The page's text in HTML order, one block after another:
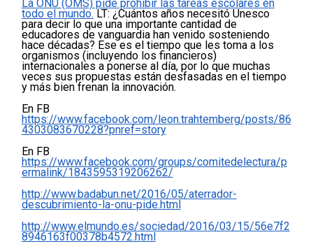
La ONU (OMS) pide prohibir las tareas escolares en
todo el mundo. LT: ¿Cuántos años necesitó Unesco
para decir lo que una importante cantidad de
educadores de vanguardia han venido sosteniendo
hace décadas? Ese es el tiempo que les toma a los
organismos (incluyendo los financieros)
internacionales a ponerse al día, por lo que muchas
veces sus propuestas están desfasadas en el tiempo
y más bien frenan la innovación.
En FB
https://www.facebook.com/leon.trahtemberg/posts/86
4303083670228?pnref=story
En FB
https://www.facebook.com/groups/comitedelectura/p
ermalink/1843595319206262/
http://www.badabun.net/2016/05/aterrador-
descubrimiento-la-onu-pide.html
http://www.elmundo.es/sociedad/2016/03/15/56e7f2
8946163f00378b4572.html